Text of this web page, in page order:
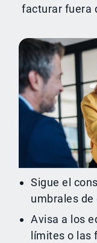
facturar fuera
Sigue el
umbrales de
Avisa a los
límites o las